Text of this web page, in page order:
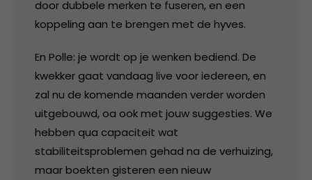
door dubbele merken te fuseren, en een
koppeling aan te brengen met de hyves.
En Polle: je wordt op je wenken bediend. De
kwekker gaat vandaag live voor iedereen, en
zal nu de komende maanden verder worden
uitgebouwd, oa ook met jouw suggesties. We
hebben qua capaciteit wat
stabiliteitsproblemen gehad na de verhuizing,
maar boekten gisteren een nieuw